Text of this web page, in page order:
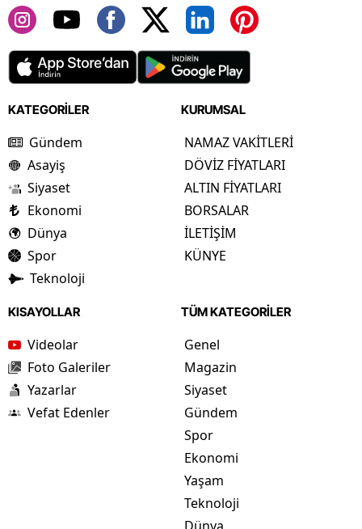
KATEGORİLER
Gündem
Asayiş
Siyaset
Ekonomi
Dünya
Spor
Teknoloji
KURUMSAL
NAMAZ VAKİTLERİ
DÖVİZ FİYATLARI
ALTIN FİYATLARI
BORSALAR
İLETİŞİM
KÜNYE
KISAYOLLAR
Videolar
Foto Galeriler
Yazarlar
Vefat Edenler
TÜM KATEGORİLER
Genel
Magazin
Siyaset
Gündem
Spor
Ekonomi
Yaşam
Teknoloji